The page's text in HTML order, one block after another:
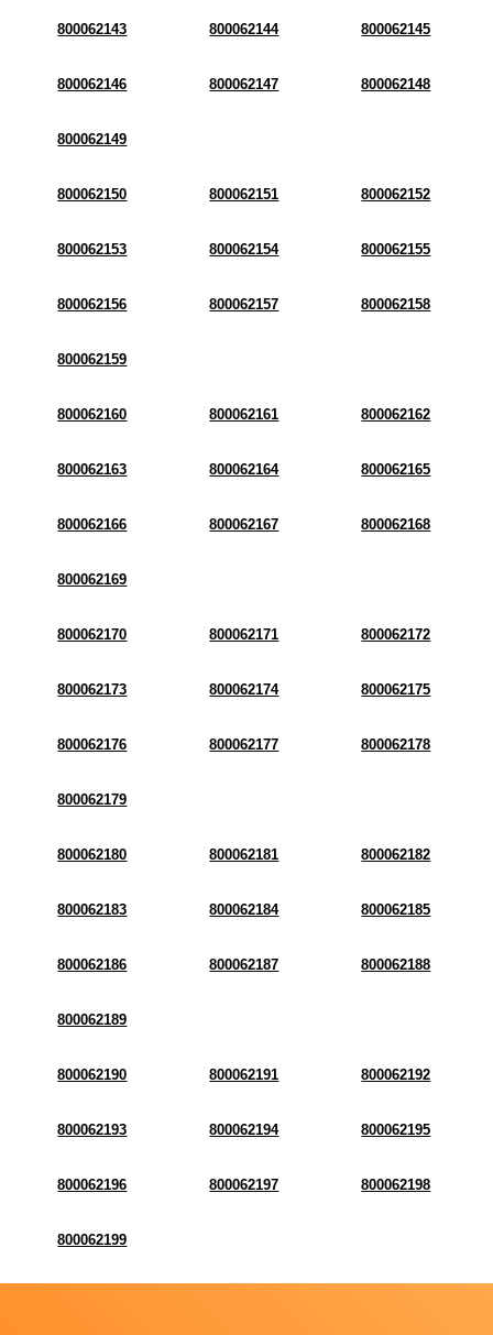
800062143 800062144 800062145
800062146 800062147 800062148
800062149
800062150 800062151 800062152
800062153 800062154 800062155
800062156 800062157 800062158
800062159
800062160 800062161 800062162
800062163 800062164 800062165
800062166 800062167 800062168
800062169
800062170 800062171 800062172
800062173 800062174 800062175
800062176 800062177 800062178
800062179
800062180 800062181 800062182
800062183 800062184 800062185
800062186 800062187 800062188
800062189
800062190 800062191 800062192
800062193 800062194 800062195
800062196 800062197 800062198
800062199